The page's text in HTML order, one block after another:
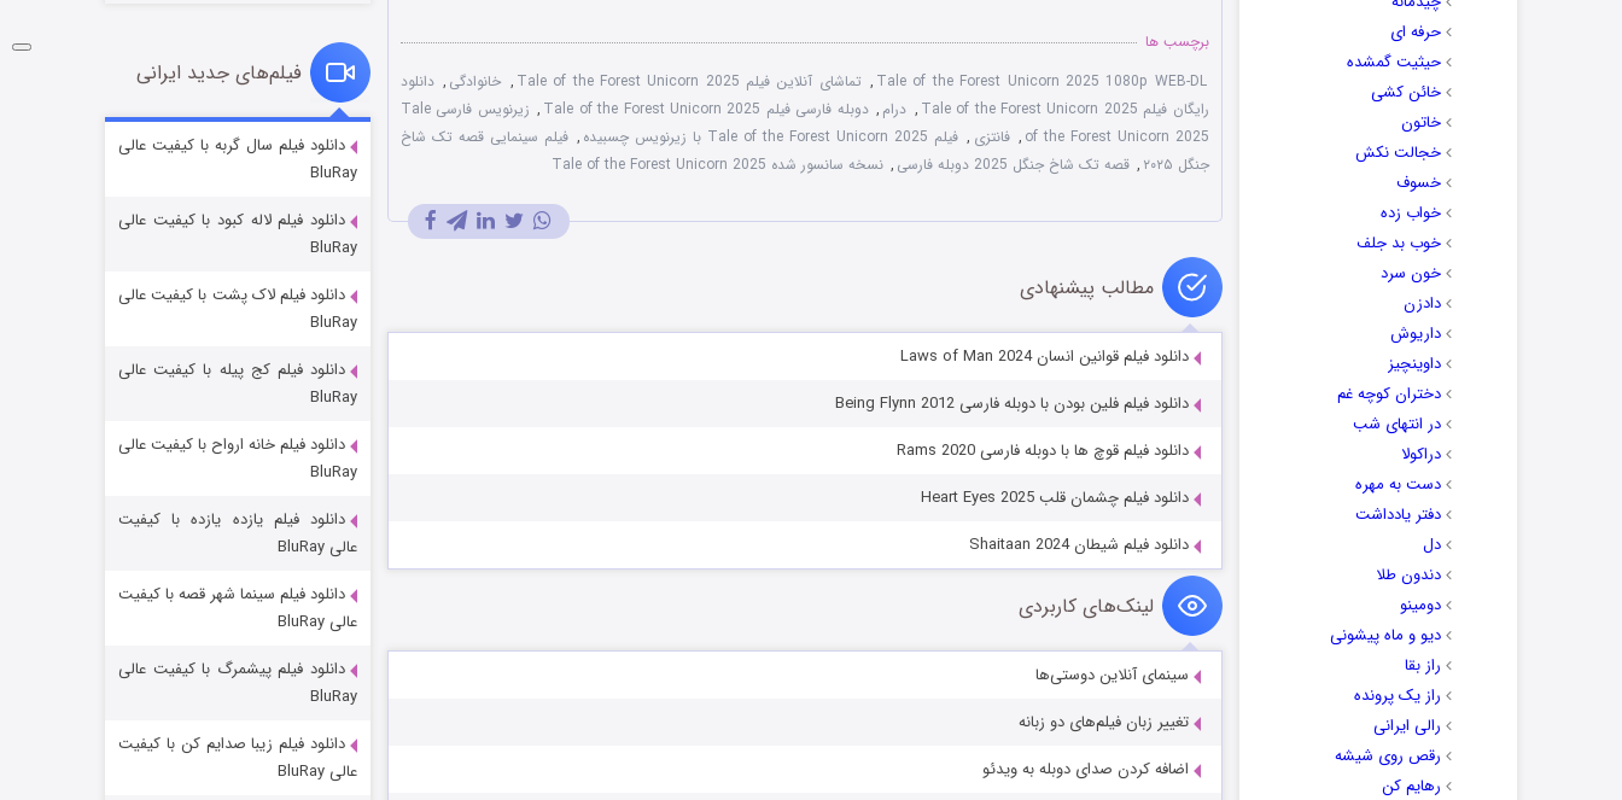
حرفه ای
حیثیت گمشده
خائن کشی
خاتون
خجالت نکش
خسوف
خواب زده
خوب بد جلف
خون سرد
دادزن
داریوش
داوینچیز
دختران کوچه غم
در انتهای شب
دراکولا
دست به مهره
دفتر یادداشت
دل
دندون طلا
دومینو
دیو و ماه پیشونی
راز بقا
راز یک پرونده
رالی ایرانی
رقص روی شیشه
رهایم کن
برچسب ها
Tale of the Forest Unicorn 2025 1080p WEB-DL
, تماشای آنلاین فیلم Tale of the Forest Unicorn 2025 , خانوادگی , دانلود
رایگان فیلم Tale of the Forest Unicorn 2025
, درام , دوبله فارسی فیلم Tale of the Forest Unicorn 2025 ,
زیرنویس فارسی Tale
of the Forest Unicorn 2025
, فانتزی , فیلم Tale of the Forest Unicorn 2025 با زیرنویس چسبیده , فیلم سینمایی قصه تک شاخ
جنگل ۲۰۲۵
, قصه تک شاخ جنگل 2025 دوبله فارسی , نسخه سانسور شده Tale of the Forest Unicorn 2025
مطالب پیشنهادی
دانلود فیلم قوانین انسان Laws of Man 2024
دانلود فیلم فلین بودن با دوبله فارسی Being Flynn 2012
دانلود فیلم قوچ ها با دوبله فارسی Rams 2020
دانلود فیلم چشمان قلب Heart Eyes 2025
دانلود فیلم شیطان Shaitaan 2024
لینک‌های کاربردی
سینمای آنلاین دوستی‌ها
تغییر زبان فیلم‌های دو زبانه
اضافه کردن صدای دوبله به ویدئو
شوگر فصل ۲
قسمت
خاندان اژدها فصل ۳
جادوگری در مغولستان
فیلم‌های جدید ایرانی
دانلود فیلم سال گربه با کیفیت عالی
BluRay
دانلود فیلم لاله کبود با کیفیت عالی
BluRay
دانلود فیلم لاک پشت با کیفیت عالی
BluRay
دانلود فیلم کج‌ پیله با کیفیت عالی
BluRay
دانلود فیلم خانه ارواح با کیفیت عالی
BluRay
دانلود فیلم یازده یازده با کیفیت
عالی BluRay
دانلود فیلم سینما شهر قصه با کیفیت
عالی BluRay
دانلود فیلم پیشمرگ با کیفیت عالی
BluRay
دانلود فیلم زیبا صدایم کن با کیفیت
عالی BluRay